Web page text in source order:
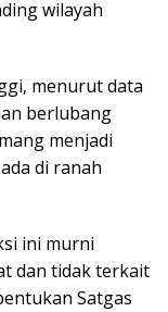
wilayah
menurut data
berlubang
menjadi
di ranah
ini murni
dan tidak terkait
Satgas